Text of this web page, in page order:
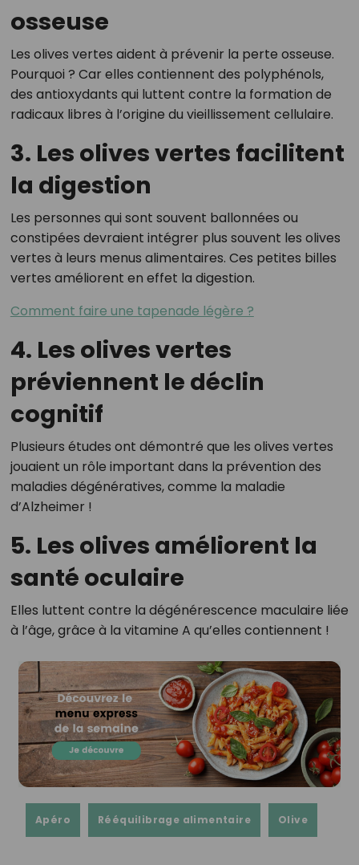
osseuse
Les olives vertes aident à prévenir la perte osseuse.
Pourquoi ? Car elles contiennent des polyphénols,
des antioxydants qui luttent contre la formation de
radicaux libres à l’origine du vieillissement cellulaire.
3. Les olives vertes facilitent
la digestion
Les personnes qui sont souvent ballonnées ou
constipées devraient intégrer plus souvent les olives
vertes à leurs menus alimentaires. Ces petites billes
vertes améliorent en effet la digestion.
Comment faire une tapenade légère ?
4. Les olives vertes
préviennent le déclin
cognitif
Plusieurs études ont démontré que les olives vertes
jouaient un rôle important dans la prévention des
maladies dégénératives, comme la maladie
d’Alzheimer !
5. Les olives améliorent la
santé oculaire
Elles luttent contre la dégénérescence maculaire liée
à l’âge, grâce à la vitamine A qu’elles contiennent !
Apéro Rééquilibrage alimentaire Olive